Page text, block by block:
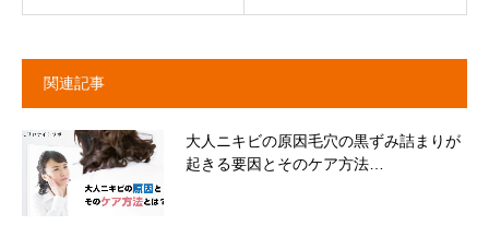
関連記事
大人ニキビの原因毛穴の黒ずみ詰まりが
起きる要因とそのケア方法…